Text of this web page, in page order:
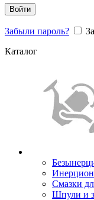
Войти
Забыли пароль?
Каталог
Смазки
Шпули и